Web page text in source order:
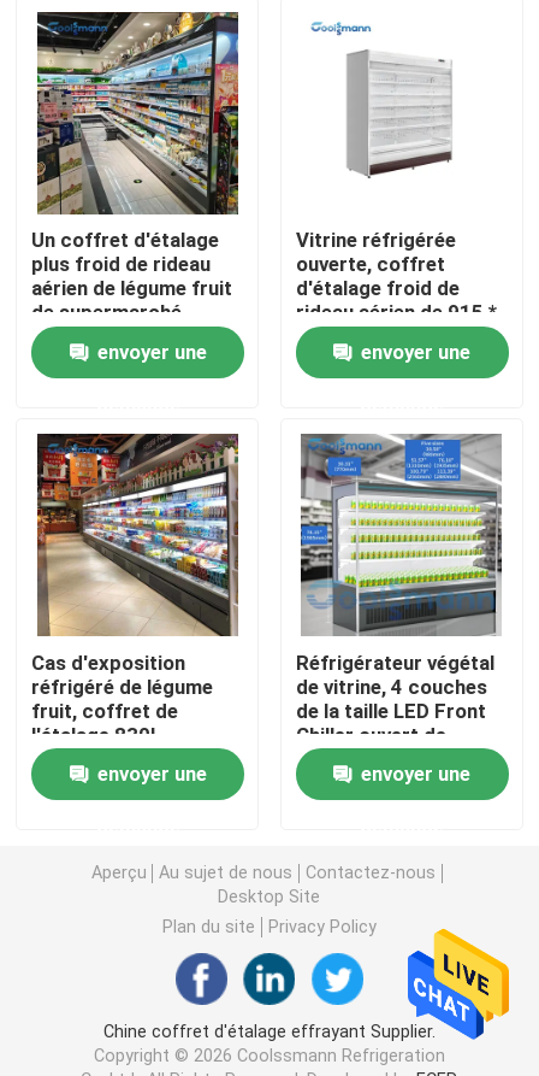
Au sujet de nous
Visite d'usine
Contrôle de qualité
Contactez-nous
Demandez une citation
Refroidisseur ouvert à plusieurs étages
Réfrigérateur ouvert d'affichage
Réfrigérateur ouvert d'étalage
Congélateur à porte vitrée
Congélateur d'île de supermarché
Réfrigérateur d'affichage de charcuterie
Refroidisseur d'affichage de nourriture
Congélateur de chambre froide
Un coffret d'étalage
plus froid de rideau
aérien de légume fruit
de supermarché
d'étalage ouvert de
LED
envoyer une
Vitrine réfrigérée
ouverte, coffret
d'étalage froid de
rideau aérien de 915 *
de 820 * 1930mm
envoyer une
Cas d'exposition
réfrigéré de légume
fruit, coffret de
l'étalage 830L
effrayant par
supermarché
envoyer une
Réfrigérateur végétal
de vitrine, 4 couches
de la taille LED Front
Chiller ouvert de
1.98m
envoyer une
Aperçu Au sujet de nous
Contactez-nous
Desktop Site
Plan du site
Privacy Policy
Chine coffret d'étalage effrayant Supplier.
Copyright © 2026 Coolssmann Refrigeration